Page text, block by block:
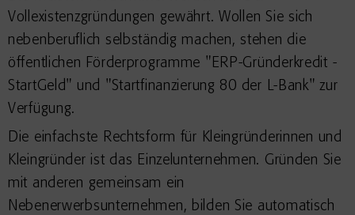
Vollexistenzgründungen gewährt. Wollen Sie sich
nebenberuflich selbständig machen, stehen die
öffentlichen Förderprogramme "ERP-Gründerkredit -
StartGeld" und "Startfinanzierung 80 der L-Bank" zur
Verfügung.
Die einfachste Rechtsform für Kleingründerinnen und
Kleingründer ist das Einzelunternehmen. Gründen Sie
mit anderen gemeinsam ein
Nebenerwerbsunternehmen, bilden Sie automatisch